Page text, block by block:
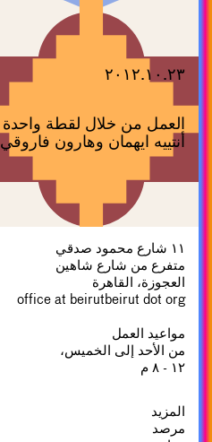
٢٠١٢.١٠.٢٣
العمل من خلال لقطة واحدة
أنتييه ايهمان وهارون فاروقي
١١ شارع محمود صدقي
متفرع من شارع شاهين
العجوزة، القاهرة
office at beirutbeirut dot org
مواعيد العمل
من الأحد إلى الخميس،
١٢ - ٨ م
المزيد
مرصد